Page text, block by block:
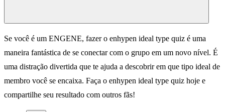
Se você é um ENGENE, fazer o enhypen ideal type quiz é uma
maneira fantástica de se conectar com o grupo em um novo nível. É
uma distração divertida que te ajuda a descobrir em que tipo ideal de
membro você se encaixa. Faça o enhypen ideal type quiz hoje e
compartilhe seu resultado com outros fãs!